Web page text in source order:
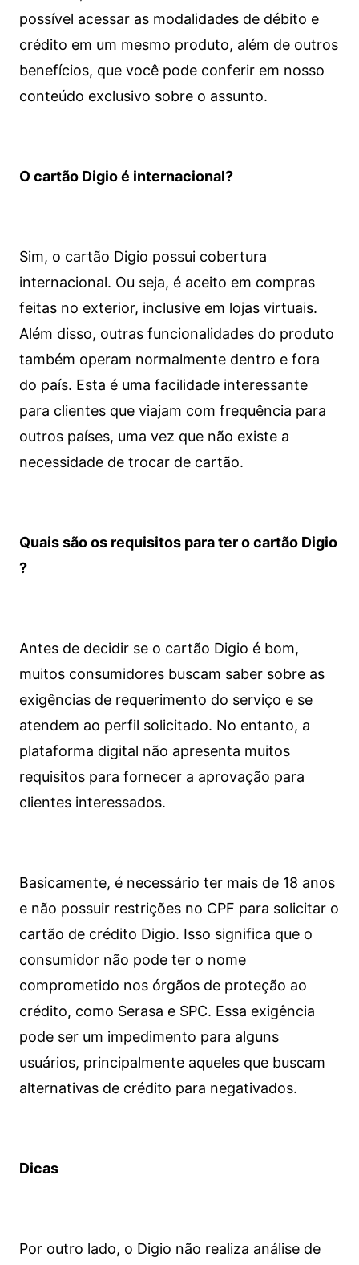
possível acessar as modalidades de débito e
crédito em um mesmo produto, além de outros
benefícios, que você pode conferir em nosso
conteúdo exclusivo sobre o assunto.
O cartão Digio é internacional?
Sim, o cartão Digio possui cobertura
internacional. Ou seja, é aceito em compras
feitas no exterior, inclusive em lojas virtuais.
Além disso, outras funcionalidades do produto
também operam normalmente dentro e fora
do país. Esta é uma facilidade interessante
para clientes que viajam com frequência para
outros países, uma vez que não existe a
necessidade de trocar de cartão.
Quais são os requisitos para ter o cartão Digio
?
Antes de decidir se o cartão Digio é bom,
muitos consumidores buscam saber sobre as
exigências de requerimento do serviço e se
atendem ao perfil solicitado. No entanto, a
plataforma digital não apresenta muitos
requisitos para fornecer a aprovação para
clientes interessados.
Basicamente, é necessário ter mais de 18 anos
e não possuir restrições no CPF para solicitar o
cartão de crédito Digio. Isso significa que o
consumidor não pode ter o nome
comprometido nos órgãos de proteção ao
crédito, como Serasa e SPC. Essa exigência
pode ser um impedimento para alguns
usuários, principalmente aqueles que buscam
alternativas de crédito para negativados.
Dicas
Por outro lado, o Digio não realiza análise de